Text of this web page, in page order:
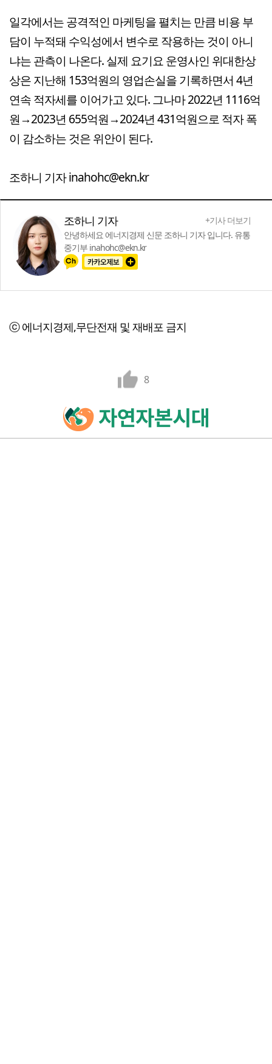
일각에서는 공격적인 마케팅을 펼치는 만큼 비용 부
담이 누적돼 수익성에서 변수로 작용하는 것이 아니
냐는 관측이 나온다. 실제 요기요 운영사인 위대한상
상은 지난해 153억원의 영업손실을 기록하면서 4년
연속 적자세를 이어가고 있다. 그나마 2022년 1116억
원→2023년 655억원→2024년 431억원으로 적자 폭
이 감소하는 것은 위안이 된다.
조하니 기자 inahohc@ekn.kr
조하니 기자
+기사 더보기
안녕하세요 에너지경제 신문 조하니 기자 입니다. 유통
중기부 inahohc@ekn.kr
ⓒ 에너지경제,무단전재 및 재배포 금지
8